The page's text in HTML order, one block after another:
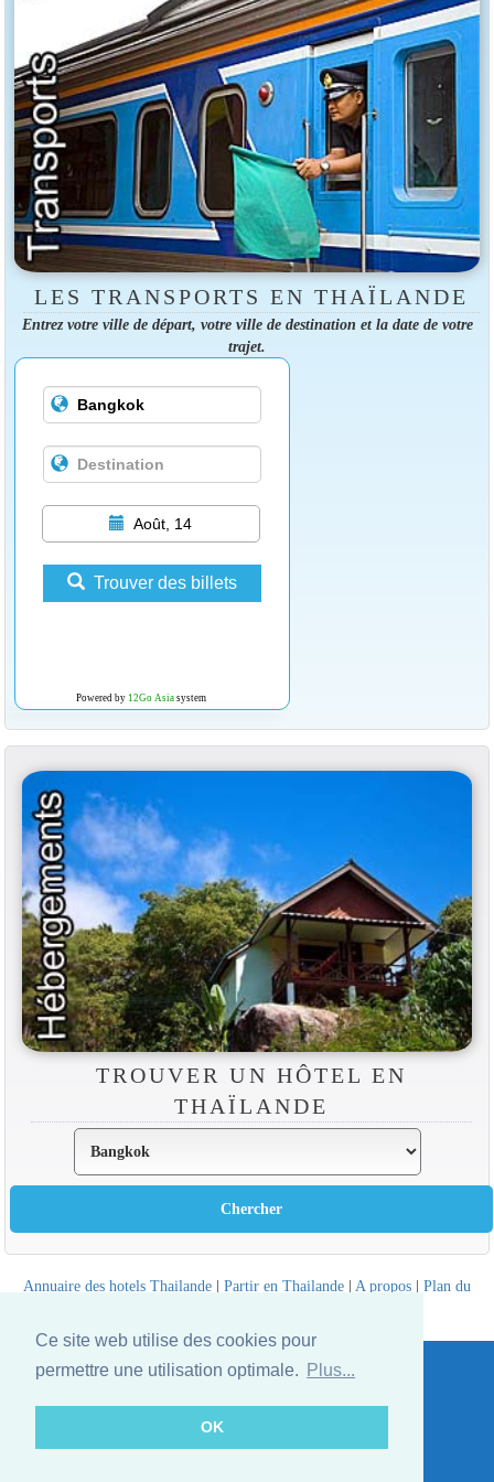
Ce site web utilise des cookies pour
permettre une utilisation optimale.
Plus...
OK
LES TRANSPORTS EN THAÏLANDE
Entrez votre ville de départ, votre ville de destination et la date de votre
trajet.
Août, 14
Trouver des billets
Powered by 12Go Asiasystem
TROUVER UN HÔTEL EN
THAÏLANDE
Annuaire des hotels Thailande | Partir en Thailande | A propos | Plan du
Website © Thailandee.com - 2026